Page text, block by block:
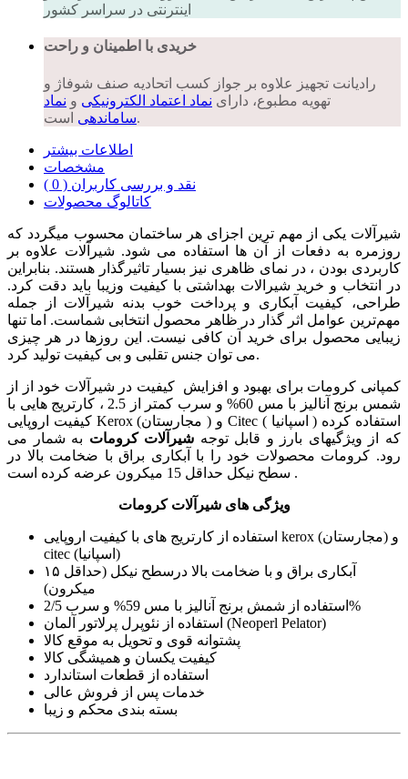
اینترنتی در سراسر کشور
خریدی با اطمینان و راحت
رادیانت تجهیز علاوه بر جواز کسب اتحادیه صنف شوفاژ و
تهویه مطبوع، دارای نماد اعتماد الکترونیکی و نماد
ساماندهیاست.
اطلاعات بیشتر
مشخصات
نقد و بررسی کاربران ( 0 )
کاتالوگ محصولات
شیرآلات یکی از مهم ترین اجزای هر ساختمان محسوب میگردد که
روزمره به دفعات از آن ها استفاده می شود. شیرآلات علاوه بر
کاربردی بودن ، در نمای ظاهری نیز بسیار تاثیرگذار هستند. بنابراین
در انتخاب و خرید شیرالات بهداشتی با کیفیت وزیبا باید دقت کرد.
طراحی، کیفیت آبکاری و پرداخت خوب بدنه شیرآلات از جمله
مهم‌ترین عوامل اثر گذار در ظاهر محصول انتخابی شماست. اما تنها
زیبایی محصول برای خرید آن کافی نیست. این روزها در هر چیزی
می توان جنس تقلبی و بی کیفیت تولید کرد.
کمپانی کرومات برای بهبود و افزایش کیفیت در شیرآلات خود از از
شمس برنج آنالیز با مس 60% و سرب کمتر از 2.5 ، کارتریج هایی با
کیفیت اروپایی Kerox (مجارستان ) و Citec ( اسپانیا ) استفاده کرده
که از ویژگیهای بارز و قابل توجه شیرآلات کرومات به شمار می
رود. کرومات محصولات خود را با آبکاری براق با ضخامت بالا در
سطح نیکل حداقل 15 میکرون عرضه کرده است .
ویژگی های شیرآلات کرومات
استفاده از کارتریج های با کیفیت اروپایی kerox (مجارستان) و
citec (اسپانیا)
آبکاری براق و با ضخامت بالا درسطح نیکل (حداقل ۱۵
میکرون)
استفاده از شمش برنج آنالیز با مس 59% و سرب 2/5%
استفاده از نئوپرل پرلاتور آلمان (Neoperl Pelator)
پشتوانه قوی و تحویل به موقع کالا
کیفیت یکسان و همیشگی کالا
استفاده از قطعات استاندارد
خدمات پس از فروش عالی
بسته بندی محکم و زیبا